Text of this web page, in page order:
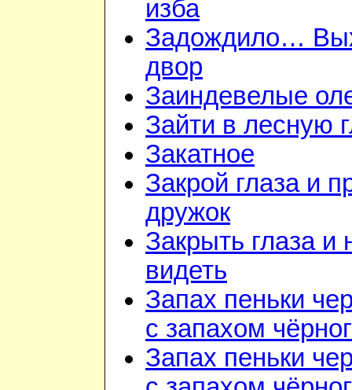
изба
Задождило…
двор
Заиндевелые
Зайти в лесную
Закатное
Закрой глаза и
дружок
Закрыть глаза и
видеть
Запах пеньки
с запахом
Запах пеньки